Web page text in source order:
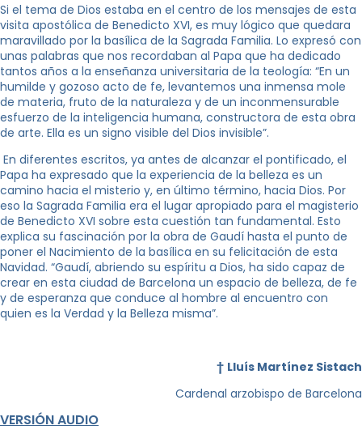
Si el tema de Dios estaba en el centro de los mensajes de esta
visita apostólica de Benedicto XVI, es muy lógico que quedara
maravillado por la basílica de la Sagrada Familia. Lo expresó con
unas palabras que nos recordaban al Papa que ha dedicado
tantos años a la enseñanza universitaria de la teología: “En un
humilde y gozoso acto de fe, levantemos una inmensa mole
de materia, fruto de la naturaleza y de un inconmensurable
esfuerzo de la inteligencia humana, constructora de esta obra
de arte. Ella es un signo visible del Dios invisible”.
En diferentes escritos, ya antes de alcanzar el pontificado, el
Papa ha expresado que la experiencia de la belleza es un
camino hacia el misterio y, en último término, hacia Dios. Por
eso la Sagrada Familia era el lugar apropiado para el magisterio
de Benedicto XVI sobre esta cuestión tan fundamental. Esto
explica su fascinación por la obra de Gaudí hasta el punto de
poner el Nacimiento de la basílica en su felicitación de esta
Navidad. “Gaudí, abriendo su espíritu a Dios, ha sido capaz de
crear en esta ciudad de Barcelona un espacio de belleza, de fe
y de esperanza que conduce al hombre al encuentro con
quien es la Verdad y la Belleza misma”.
† Lluís Martínez Sistach
Cardenal arzobispo de Barcelona
VERSIÓN AUDIO